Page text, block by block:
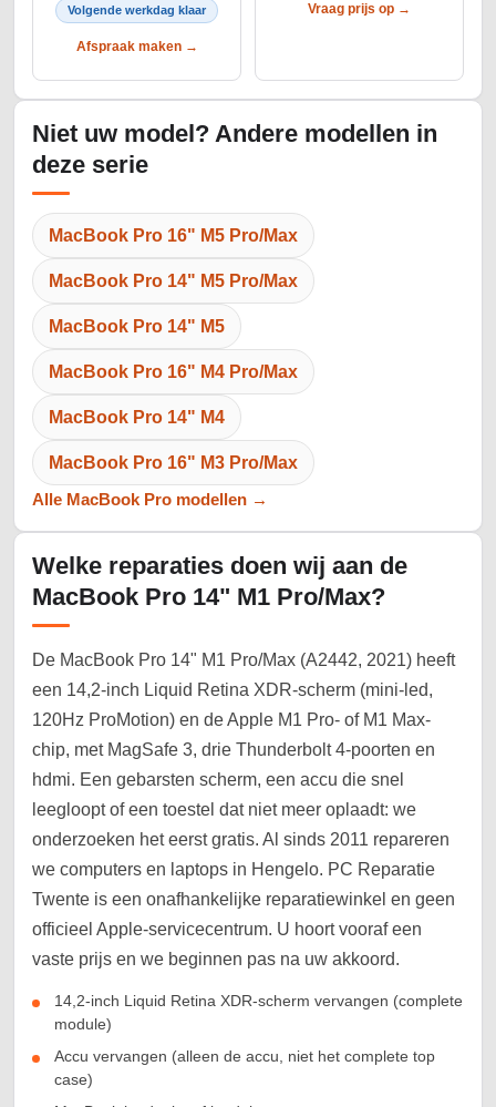
Volgende werkdag klaar
Afspraak maken →
Vraag prijs op →
Niet uw model? Andere modellen in
deze serie
MacBook Pro 16" M5 Pro/Max
MacBook Pro 14" M5 Pro/Max
MacBook Pro 14" M5
MacBook Pro 16" M4 Pro/Max
MacBook Pro 14" M4
MacBook Pro 16" M3 Pro/Max
Alle MacBook Pro modellen →
Welke reparaties doen wij aan de
MacBook Pro 14" M1 Pro/Max?
De MacBook Pro 14" M1 Pro/Max (A2442, 2021) heeft
een 14,2-inch Liquid Retina XDR-scherm (mini-led,
120Hz ProMotion) en de Apple M1 Pro- of M1 Max-
chip, met MagSafe 3, drie Thunderbolt 4-poorten en
hdmi. Een gebarsten scherm, een accu die snel
leegloopt of een toestel dat niet meer oplaadt: we
onderzoeken het eerst gratis. Al sinds 2011 repareren
we computers en laptops in Hengelo. PC Reparatie
Twente is een onafhankelijke reparatiewinkel en geen
officieel Apple-servicecentrum. U hoort vooraf een
vaste prijs en we beginnen pas na uw akkoord.
14,2-inch Liquid Retina XDR-scherm vervangen (complete
module)
Accu vervangen (alleen de accu, niet het complete top
case)